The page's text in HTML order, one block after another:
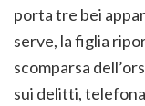
porta tre bei
serve, la figlia
scomparsa
sui delitti, telefona